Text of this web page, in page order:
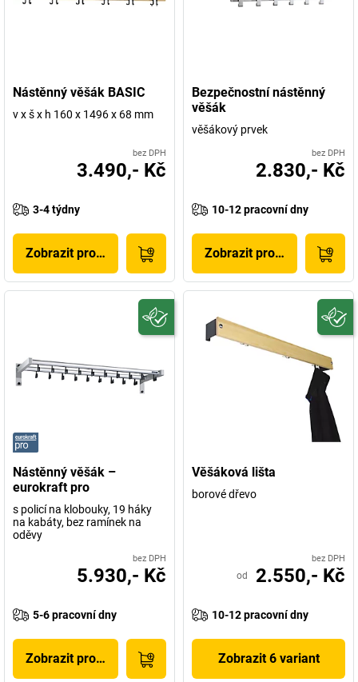
Nástěnný věšák BASIC
v x š x h 160 x 1496 x 68 mm
bez DPH
3.490,- Kč
3-4 týdny
Zobrazit produkt
Bezpečnostní nástěnný
věšák
věšákový prvek
bez DPH
2.830,- Kč
10-12 pracovní dny
Zobrazit produkt
Nástěnný věšák –
eurokraft pro
s policí na klobouky, 19 háky
na kabáty, bez ramínek na
oděvy
bez DPH
5.930,- Kč
5-6 pracovní dny
Zobrazit produkt
Věšáková lišta
borové dřevo
bez DPH
od 2.550,- Kč
10-12 pracovní dny
Zobrazit 6 variant